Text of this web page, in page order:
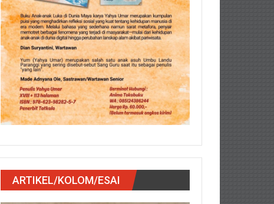
ARTIKEL/KOLOM/ESAI